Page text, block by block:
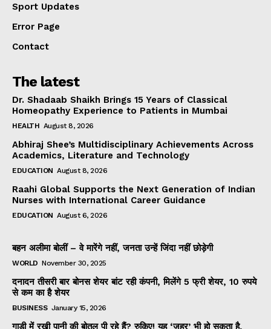
Sport Updates
Error Page
Contact
The latest
Dr. Shadaab Shaikh Brings 15 Years of Classical
Homeopathy Experience to Patients in Mumbai
HEALTH August 8, 2026
Abhiraj Shee’s Multidisciplinary Achievements Across
Academics, Literature and Technology
EDUCATION August 8, 2026
Raahi Global Supports the Next Generation of Indian
Nurses with International Career Guidance
EDUCATION August 6, 2026
बहन अलीमा बोलीं – वे मारेंगे नहीं, जनता उन्हें जिंदा नहीं छोड़ेगी
WORLD November 30, 2025
दनादन तीसरी बार बोनस शेयर बांट रही कंपनी, मिलेंगे 5 फ्री शेयर, 10 रुपये
से कम का है शेयर
BUSINESS January 15, 2026
गाड़ी में रखी पानी की बोतल पी रहे हैं? रुकिए! यह ‘जहर’ भी हो सकता है,